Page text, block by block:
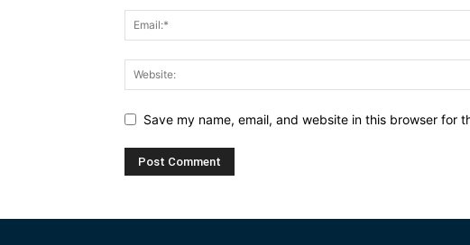
Save my name, email, and website in this browser for